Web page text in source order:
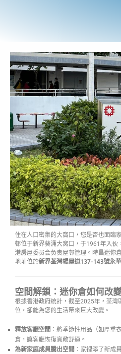
住在人口密集的大窩口，您是否也面臨
邨位于新界葵涌大窝口，于1961年入
港房屋委员会负责屋邨管理。時昌迷你
地址位於新界荃灣楊屋道137-143號永
空間解鎖：迷你倉如何改
根據香港政府統計，截至2025年，荃
位，卻能為您的生活帶來巨大改變。
釋放客廳空間 ：將季節性用品（如厚重
倉，讓客廳恢復寬敞舒適。
為新家庭成員騰出空間 ：家裡添了新成